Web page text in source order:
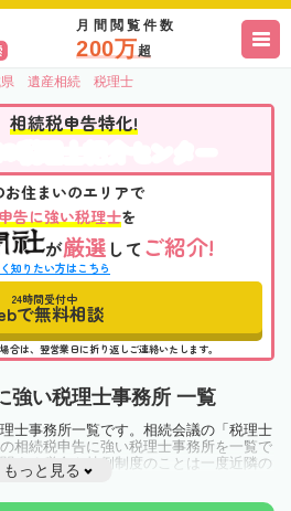
月間閲覧件数
200万超
県 遺産相続 税理士
相続税申告特化!
お住まいのエリアで
告に強い税理士を
が厳選 して ご紹介!
知りたい方はこちら
24時間受付中
で無料相談
合は、翌営業日に折り返しご連絡いたします。
強い税理士事務所 一覧
士事務所一覧です。相続会議の「税理士
相続税申告に強い税理士事務所を一覧で
する税金や特例制度のことは一度近隣の
もっと見る